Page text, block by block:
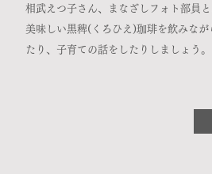
相武えつ子さん、
まなざしフォト部員
美味しい黒稗(くろひえ)珈琲を飲みな
たり、子育ての話をしたりしましょう。